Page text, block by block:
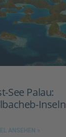
See Palau:
Inseln
ANSEHEN »